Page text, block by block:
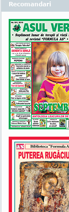
Recomandari